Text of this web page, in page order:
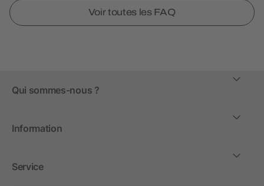
Voir toutes les FAQ
Qui sommes-nous ?
Information
Service